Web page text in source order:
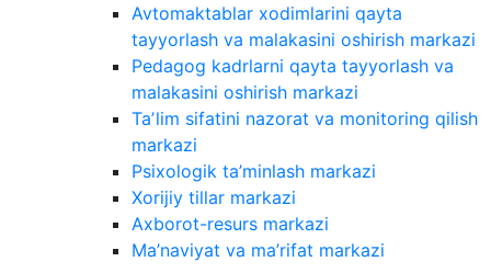
Avtomaktablar xodimlarini qayta
tayyorlash va malakasini oshirish markazi
Pedagog kadrlarni qayta tayyorlash va
malakasini oshirish markazi
Taʼlim sifatini nazorat va monitoring qilish
markazi
Psixologik ta’minlash markazi
Xorijiy tillar markazi
Axborot-resurs markazi
Ma’naviyat va ma’rifat markazi